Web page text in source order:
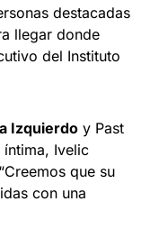
destacadas
llegar donde
del Instituto
Izquierdo y Past
Ivelic
que su
con una